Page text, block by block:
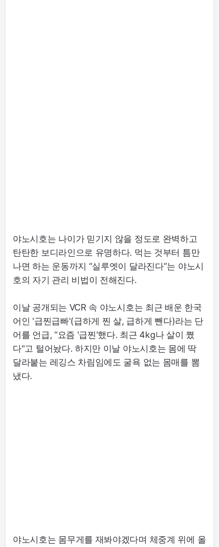
야노시호는 나이가 믿기지 않을 정도로 완벽하고
탄탄한 보디라인으로 유명하다. 먹는 것부터 틈만
나면 하는 운동까지 “실루엣이 달라진다”는 야노시
호의 자기 관리 비법이 전해진다.
이날 공개되는 VCR 속 야노시호는 최근 배운 한국
어인 '급찐급빠'(급하게 찐 살, 급하게 뺀다)라는 단
어를 언급, “요즘 '급찐'했다. 최근 4kg나 살이 쪘
다"고 털어놨다. 하지만 이날 야노시호는 몸에 딱
달라붙는 레깅스 차림임에도 굴욕 없는 몸매를 뽐
냈다.
야노시호는 몸무게를 재봐야겠다며 체중계 위에 올